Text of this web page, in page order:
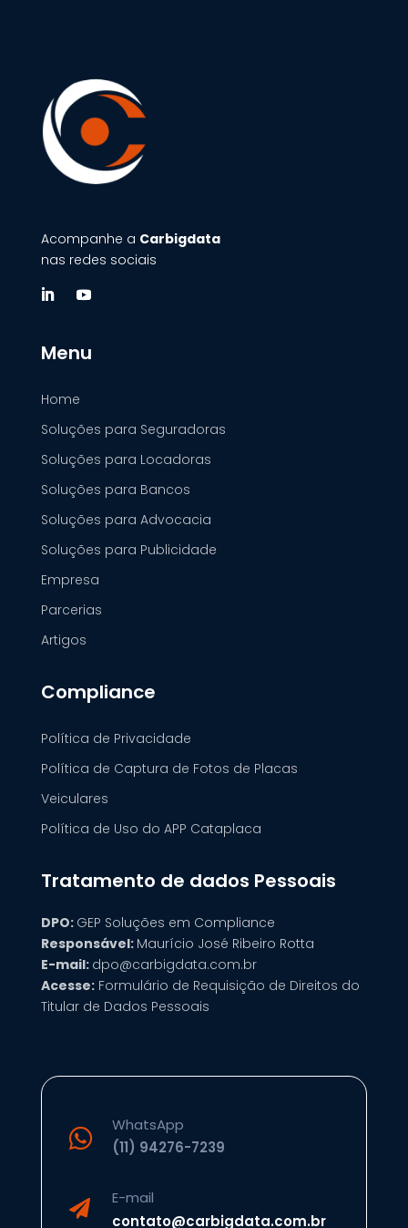
Acompanhe a Carbigdata
nas redes sociais
Menu
Home
Soluções para Seguradoras
Soluções para Locadoras
Soluções para Bancos
Soluções para Advocacia
Soluções para Publicidade
Empresa
Parcerias
Artigos
Compliance
Política de Privacidade
Política de Captura de Fotos de Placas
Veiculares
Política de Uso do APP Cataplaca
Tratamento de dados Pessoais
DPO: GEP Soluções em Compliance
Responsável: Maurício José Ribeiro Rotta
E-mail: dpo@carbigdata.com.br
Acesse: Formulário de Requisição de Direitos do
Titular de Dados Pessoais

WhatsApp
(11) 94276-7239

E-mail
contato@carbigdata.com.br